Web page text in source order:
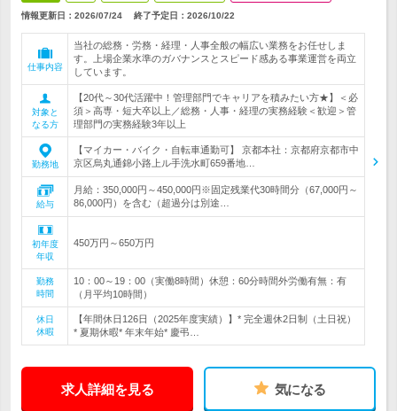
情報更新日：2026/07/24 終了予定日： 2026/10/22
仕事内容
当社の総務・労務・経理・人事全般の幅広い業務をお任せしま
す。上場企業水準のガバナンスとスピード感ある事業運営を両立
しています。
対象と
なる方
【20代～30代活躍中！管理部門でキャリアを積みたい方★】＜必
須＞高専・短大卒以上／総務・人事・経理の実務経験＜歓迎＞管
理部門の実務経験3年以上
勤務地
【マイカー・バイク・自転車通勤可】 京都本社：京都府京都市中
京区烏丸通錦小路上ル手洗水町659番地…
給与
月給：350,000円～450,000円※固定残業代30時間分（67,000円～
86,000円）を含む（超過分は別途…
初年度
年収
450万円～650万円
勤務
時間
10：00～19：00（実働8時間）休憩：60分時間外労働有無：有
（月平均10時間）
休日
休暇
【年間休日126日（2025年度実績）】* 完全週休2日制（土日祝）
* 夏期休暇* 年末年始* 慶弔…
求人詳細を見る 気になる